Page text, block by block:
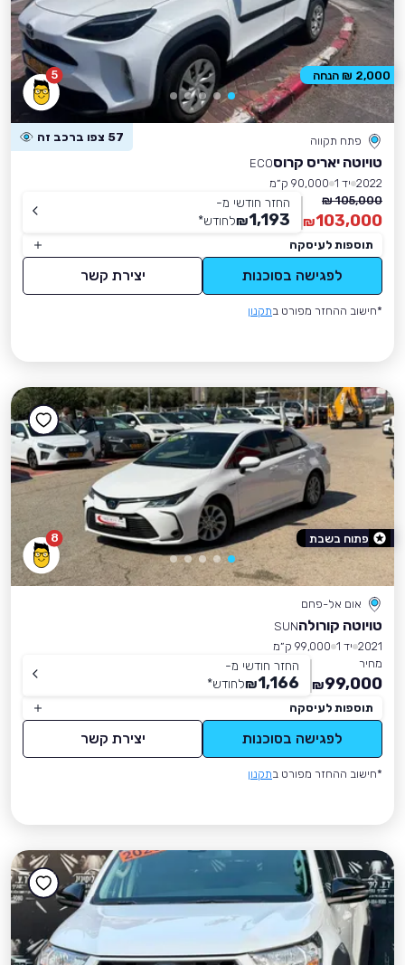
5
פתח תקווה 57 צפו ברכב זה
טויוטה יאריס קרוסECO
2022 יד 1
90,000 ק״מ
105,000 ₪
103,000
₪
החזר חודשי מ-
1,193
₪לחודש*
תוספות לעיסקה
לפגישה בסוכנות יצירת קשר
*חישוב ההחזר מפורט בתקנון
2,000 ₪ הנחה
8
אום אל-פחם
טויוטה קורולהSUN
2021 יד 1
99,000 ק״מ
מחיר
99,000
₪
החזר חודשי מ-
1,166
₪לחודש*
תוספות לעיסקה
לפגישה בסוכנות יצירת קשר
*חישוב ההחזר מפורט בתקנון
פתוח בשבת